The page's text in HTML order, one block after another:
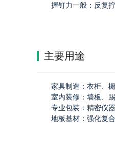
握钉力一般：反复拧
主要用途
家具制造：衣柜、
室内装修：墙板、
专业包装：精密仪
地板基材：强化复